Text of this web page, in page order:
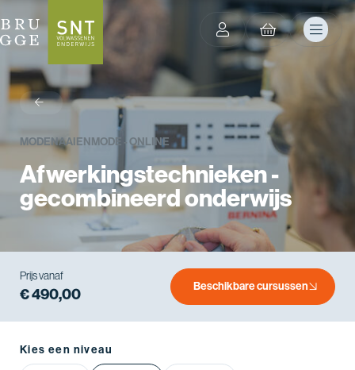
Prijs vanaf
€ 490,00 Beschikbare cursussen
terug
MODENAAIENMODE - ONLINE
Afwerkingstechnieken -
gecombineerd onderwijs
Kies een niveau